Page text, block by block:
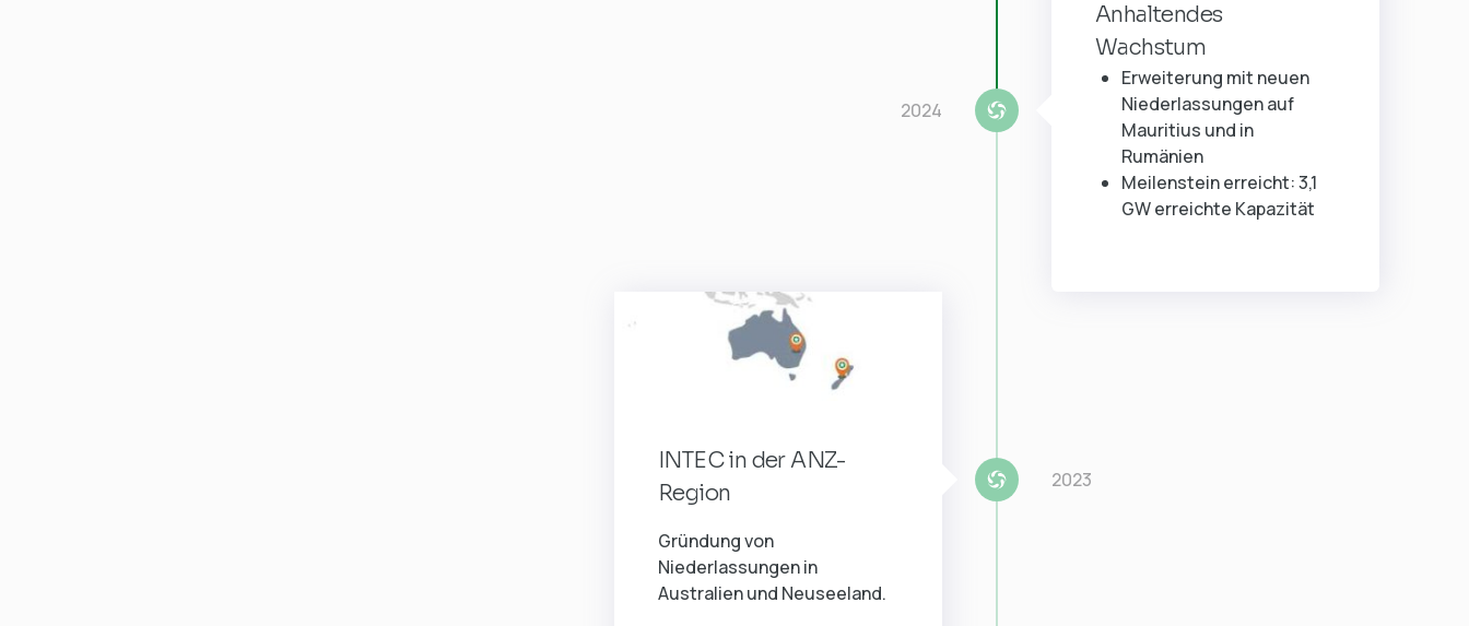
Anhaltendes
Wachstum
Erweiterung mit neuen
Niederlassungen auf
Mauritius und in
Rumänien
Meilenstein erreicht: 3,1
GW erreichte Kapazität
2024
INTEC in der ANZ-
Region
Gründung von
Niederlassungen in
Australien und Neuseeland.
2023